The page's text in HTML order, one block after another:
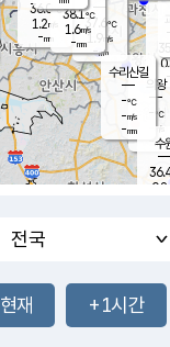
-
34.4
℃
의왕
- ℃
m/s
mm
37.6 ℃
1.9 m/s
-mm
36.0℃
1.2m/s
-mm
-mm
38.1℃
1.6m/s
-mm
수리산길
-℃
-m/s
-mm
수
36.4
0.8
현재 +1시간